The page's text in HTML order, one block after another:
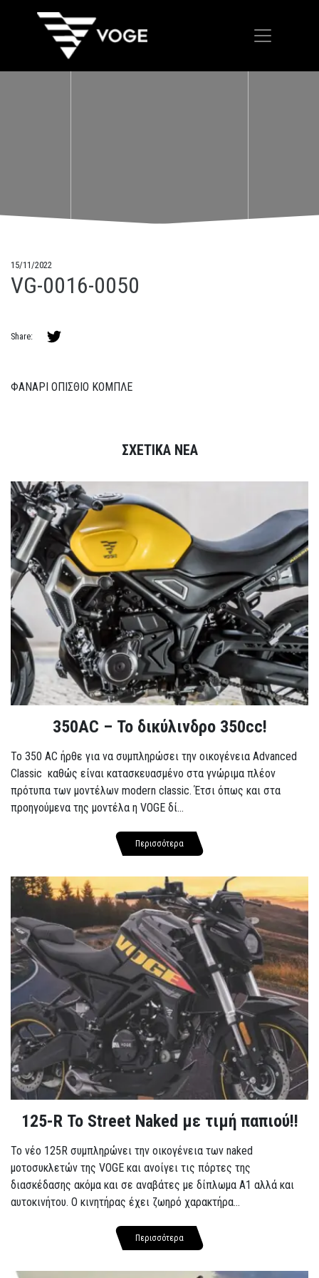
15/11/2022
VG-0016-0050
Share:
ΦΑΝΑΡΙ ΟΠΙΣΘΙΟ ΚΟΜΠΛΕ
ΣΧΕΤΙΚΑ ΝΕΑ
350AC – Το δικύλινδρο 350cc!
To 350 AC ήρθε για να συμπληρώσει την οικογένεια Advanced
Classic καθώς είναι κατασκευασμένο στα γνώριμα πλέον
πρότυπα των μοντέλων modern classic. Έτσι όπως και στα
προηγούμενα της μοντέλα η VOGE δί...
Περισσότερα
125-R Το Street Naked με τιμή παπιού!!
Το νέο 125R συμπληρώνει την οικογένεια των naked
μοτοσυκλετών της VOGE και ανοίγει τις πόρτες της
διασκέδασης ακόμα και σε αναβάτες με δίπλωμα A1 αλλά και
αυτοκινήτου. Ο κινητήρας έχει ζωηρό χαρακτήρα...
Περισσότερα